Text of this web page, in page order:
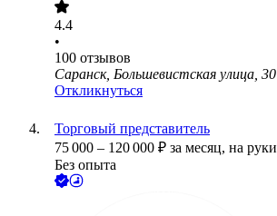
4.4
•
100 отзывов
Саранск, Большевистская улица, 30
Откликнуться
Торговый представитель
75 000 – 120 000 ₽ за месяц, на руки
Без опыта